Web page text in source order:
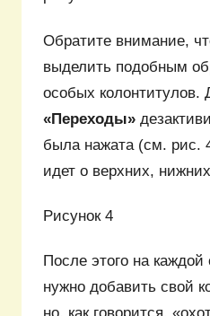
Обратите внимание,
выделить подобным
особых колонтитулов.
«Переходы»
была нажата (см. рис.
идет о верхних,
Рисунок 4
После этого на
нужно добавить свой